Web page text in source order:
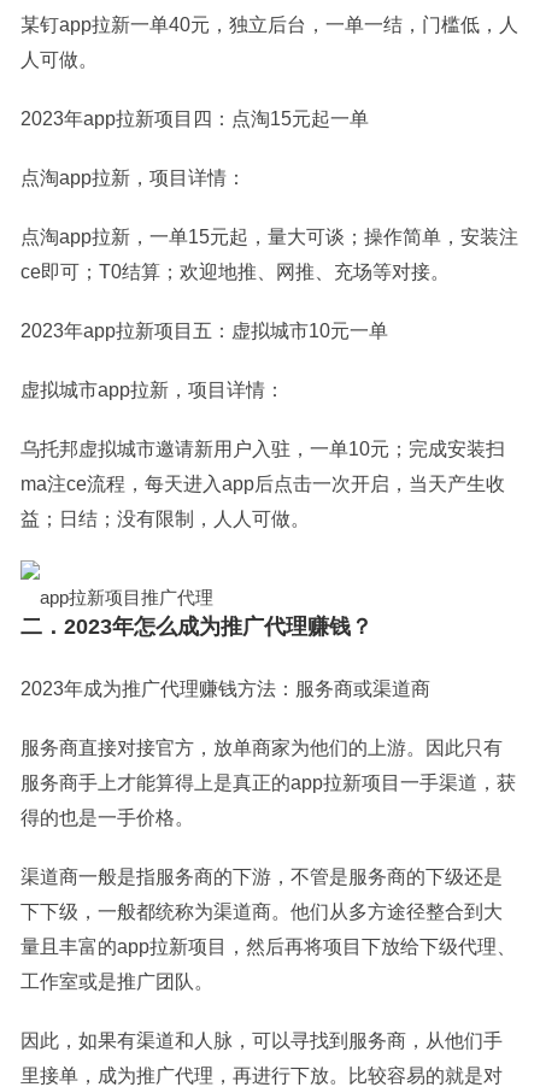
某钉app拉新一单40元，独立后台，一单一结，门槛低，人
人可做。
2023年app拉新项目四：点淘15元起一单
点淘app拉新，项目详情：
点淘app拉新，一单15元起，量大可谈；操作简单，安装注
ce即可；T0结算；欢迎地推、网推、充场等对接。
2023年app拉新项目五：虚拟城市10元一单
虚拟城市app拉新，项目详情：
乌托邦虚拟城市邀请新用户入驻，一单10元；完成安装扫
ma注ce流程，每天进入app后点击一次开启，当天产生收
益；日结；没有限制，人人可做。
app拉新项目推广代理
二．2023年怎么成为推广代理赚钱？
2023年成为推广代理赚钱方法：服务商或渠道商
服务商直接对接官方，放单商家为他们的上游。因此只有
服务商手上才能算得上是真正的app拉新项目一手渠道，获
得的也是一手价格。
渠道商一般是指服务商的下游，不管是服务商的下级还是
下下级，一般都统称为渠道商。他们从多方途径整合到大
量且丰富的app拉新项目，然后再将项目下放给下级代理、
工作室或是推广团队。
因此，如果有渠道和人脉，可以寻找到服务商，从他们手
里接单，成为推广代理，再进行下放。比较容易的就是对